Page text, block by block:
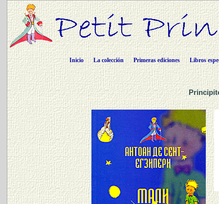
Inicio La colección Primeras ediciones Libros